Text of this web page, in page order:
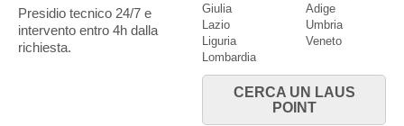
Presidio tecnico 24/7 e
intervento entro 4h dalla
richiesta.
Giulia
Lazio
Liguria
Lombardia
Adige
Umbria
Veneto
CERCA UN LAUS
POINT